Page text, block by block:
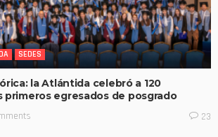
SEDES
la Atlántida celebró a 120
primeros egresados de posgrado
23